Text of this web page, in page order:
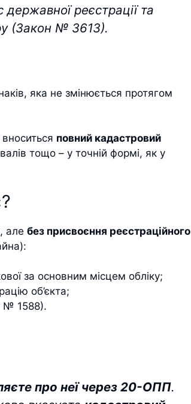
реєстрації та
(Закон № 3613).
яка не змінюється протягом
повний кадастровий
тощо – у точній формі, як у
але без присвоєння реєстраційного
за основним місцем обліку;
об’єкта;
№ 1588).
про неї через 20-ОПП.